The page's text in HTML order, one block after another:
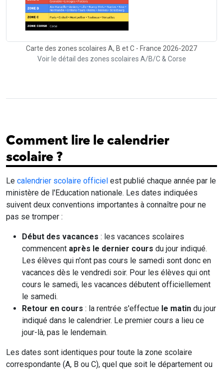
Carte des zones scolaires A, B et C - France 2026-2027
Voir le détail des zones scolaires A/B/C & Corse
Comment lire le calendrier
scolaire ?
Le calendrier scolaire officiel est publié chaque année par le
ministère de l'Education nationale. Les dates indiquées
suivent deux conventions importantes à connaître pour ne
pas se tromper :
Début des vacances : les vacances scolaires
commencent après le dernier cours du jour indiqué.
Les élèves qui n'ont pas cours le samedi sont donc en
vacances dès le vendredi soir. Pour les élèves qui ont
cours le samedi, les vacances débutent officiellement
le samedi.
Retour en cours : la rentrée s'effectue le matin du jour
indiqué dans le calendrier. Le premier cours a lieu ce
jour-là, pas le lendemain.
Les dates sont identiques pour toute la zone scolaire
correspondante (A, B ou C), quel que soit le département ou